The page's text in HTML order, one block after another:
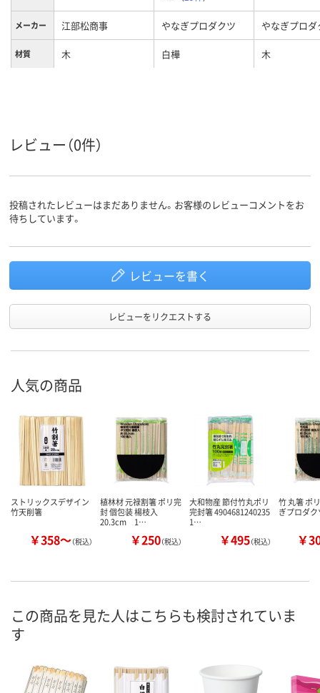
メーカー 江部松商事 やなぎプロダクツ やなぎプロダ
材質 木 白樺 木
レビュー（0件）
投稿されたレビューはまだありません。お客様のレビューコメントをお
待ちしています。
レビューを書く
レビューをリクエストする
人気の商品
ストリックスデザイン
竹天削箸
￥358～（税込）
植林材 元禄割箸 ポリ完
封 個包装 楊枝入
20.3cm 1…
￥250（税込）
大和物産 節付竹丸ポリ
完封箸 4904681240235
1…
￥495（税込）
竹 丸箸 ポ
ぎプロダク
￥
この商品を見た人はこちらも検討されていま
す